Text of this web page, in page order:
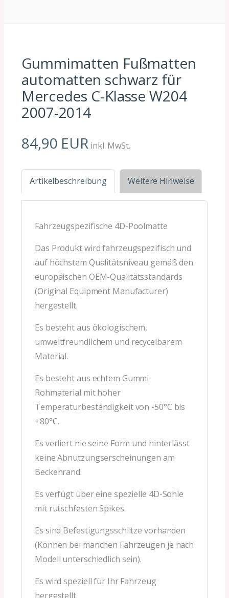
Gummimatten Fußmatten
automatten schwarz für
Mercedes C-Klasse W204
2007-2014
84,90 EUR inkl. MwSt.
Artikelbeschreibung Weitere Hinweise
Fahrzeugspezifische 4D-Poolmatte
Das Produkt wird fahrzeugspezifisch und
auf höchstem Qualitätsniveau gemäß den
europäischen OEM-Qualitätsstandards
(Original Equipment Manufacturer)
hergestellt.
Es besteht aus ökologischem,
umweltfreundlichem und recycelbarem
Material.
Es besteht aus echtem Gummi-
Rohmaterial mit hoher
Temperaturbeständigkeit von -50°C bis
+80°C.
Es verliert nie seine Form und hinterlässt
keine Abnutzungserscheinungen am
Beckenrand.
Es verfügt über eine spezielle 4D-Sohle
mit rutschfesten Spikes.
Es sind Befestigungsschlitze vorhanden
(Können bei manchen Fahrzeugen je nach
Modell unterschiedlich sein).
Es wird speziell für Ihr Fahrzeug
hergestellt.